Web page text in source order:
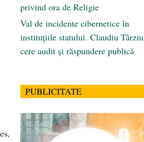
privind ora de Religie
Val de incidente cibernetice în
instituțiile statului. Claudiu Târziu
cere audit și răspundere publică
PUBLICITATE